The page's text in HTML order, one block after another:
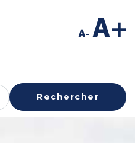
Rechercher